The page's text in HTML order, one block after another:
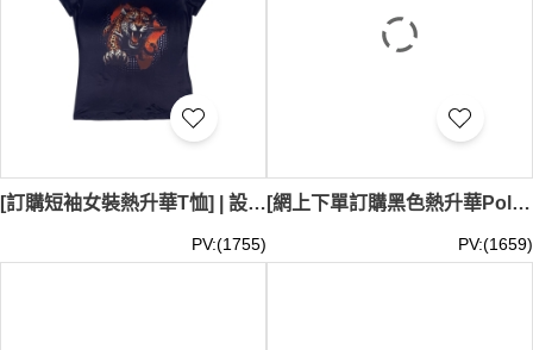
[訂購短袖女裝熱升華T恤] | 設計黑色全件印花T恤 | 搖滾樂隊熱升華T恤 T1169
PV:(1755)
[網上下單訂購黑色熱升華Polo恤] | 設計半胸拉鏈款式 | 長跑熱升華Polo恤 | 定向越野 P1794
PV:(1659)